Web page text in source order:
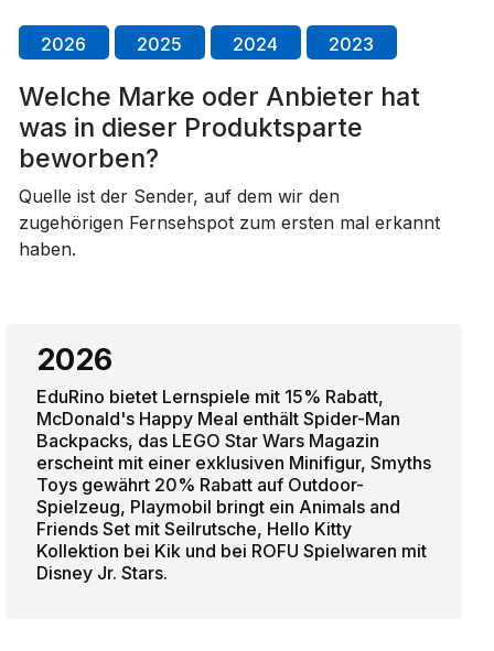
2026 2025 2024 2023
Welche Marke oder Anbieter hat
was in dieser Produktsparte
beworben?
Quelle ist der Sender, auf dem wir den
zugehörigen Fernsehspot zum ersten mal erkannt
haben.
2026
EduRino bietet Lernspiele mit 15% Rabatt,
McDonald's Happy Meal enthält Spider-Man
Backpacks, das LEGO Star Wars Magazin
erscheint mit einer exklusiven Minifigur, Smyths
Toys gewährt 20% Rabatt auf Outdoor-
Spielzeug, Playmobil bringt ein Animals and
Friends Set mit Seilrutsche, Hello Kitty
Kollektion bei Kik und bei ROFU Spielwaren mit
Disney Jr. Stars.